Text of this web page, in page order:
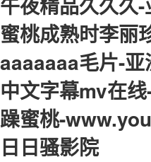
蜜桃成熟时李丽
aaaaaaa毛片-
中文字幕mv在
躁蜜桃-
日日骚影院